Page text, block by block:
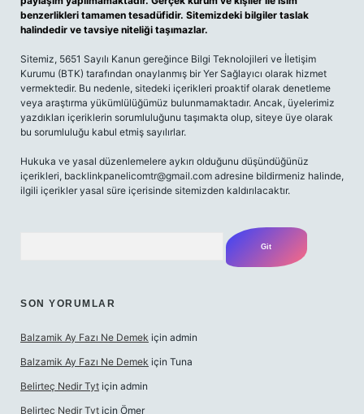
benzerlikleri tamamen tesadüfidir. Sitemizdeki bilgiler taslak
halindedir ve tavsiye niteliği taşımazlar.
Sitemiz, 5651 Sayılı Kanun gereğince Bilgi Teknolojileri ve İletişim
Kurumu (BTK) tarafından onaylanmış bir Yer Sağlayıcı olarak hizmet
vermektedir. Bu nedenle, sitedeki içerikleri proaktif olarak denetleme
veya araştırma yükümlülüğümüz bulunmamaktadır. Ancak, üyelerimiz
yazdıkları içeriklerin sorumluluğunu taşımakta olup, siteye üye olarak
bu sorumluluğu kabul etmiş sayılırlar.
Hukuka ve yasal düzenlemelere aykırı olduğunu düşündüğünüz
içerikleri, backlinkpanelicomtr@gmail.com adresine bildirmeniz halinde,
ilgili içerikler yasal süre içerisinde sitemizden kaldırılacaktır.
SON YORUMLAR
Balzamik Ay Fazı Ne Demek için admin
Balzamik Ay Fazı Ne Demek için Tuna
Belirteç Nedir Tyt için admin
Belirteç Nedir Tyt için Ömer